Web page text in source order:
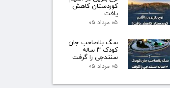
کوردستان کاهش
یافت
۰۵ مرداد ۰۵
سگ بلاصاحب جان
کودک ۳ ساله
سنندجی را گرفت
۰۵ مرداد ۰۵